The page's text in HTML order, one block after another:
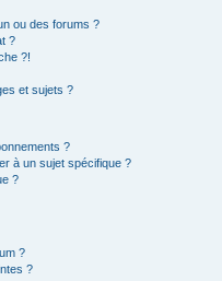
ou des forums ?
?
?!
et sujets ?
?
à un sujet spécifique ?
?
?
?